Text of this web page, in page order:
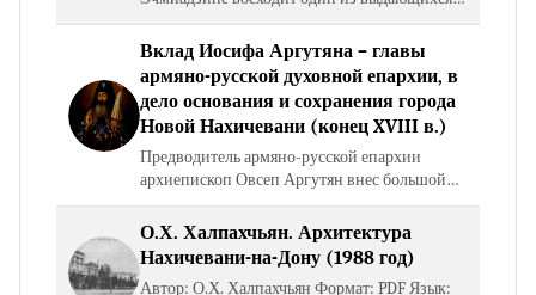
иерархов армянской церкви – святейший
Симеон Ереванци (1763–1780 гг.). Одним из
его наиболее дальновидных…
Вклад Иосифа Аргутяна – главы
армяно-русской духовной епархии, в
дело основания и сохранения города
Новой Нахичевани (конец XVIII в.)
Предводитель армяно-русской епархии
архиепископ Овсеп Аргутян внес большой
вклад в дело обустройства армянского
населения, преодоления неблагоприятных
жизненных условий на местах,…
О.Х. Халпахчьян. Архитектура
Нахичевани-на-Дону (1988 год)
Автор: О.Х. Халпахчьян Формат: PDF Язык: